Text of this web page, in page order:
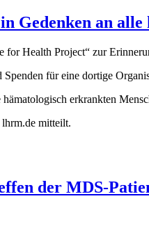
Gedenken an
Health Project“ zur
für eine dortige
erkrankten
lhrm.de mitteilt.
der MDS-